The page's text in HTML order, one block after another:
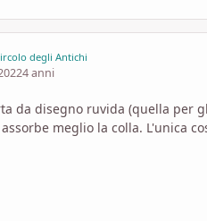
degli Antichi
4 anni
da disegno ruvida (quella per
meglio la colla. L'unica